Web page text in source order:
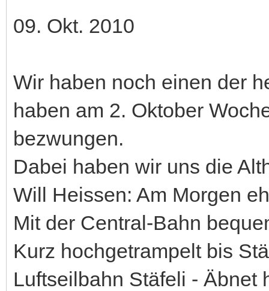
09. Okt. 2010
Wir haben noch einen der
haben am 2. Oktober
bezwungen.
Dabei haben wir uns die
Will Heissen: Am Morgen
Mit der Central-Bahn
Kurz hochgetrampelt bis
Luftseilbahn Stäfeli - Äbnet